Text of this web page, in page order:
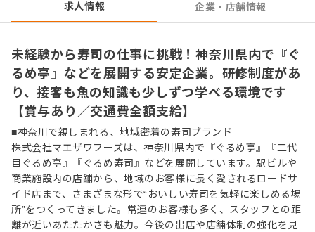
求人情報 企業・店舗情報
未経験から寿司の仕事に挑戦！神奈川県内で『ぐ
るめ亭』などを展開する安定企業。研修制度があ
り、接客も魚の知識も少しずつ学べる環境です
【賞与あり／交通費全額支給】
■神奈川で親しまれる、地域密着の寿司ブランド
株式会社マエザワフーズは、神奈川県内で『ぐるめ亭』『二代
目ぐるめ亭』『ぐるめ寿司』などを展開しています。駅ビルや
商業施設内の店舗から、地域のお客様に長く愛されるロードサ
イド店まで、さまざまな形で“おいしい寿司を気軽に楽しめる場
所”をつくってきました。常連のお客様も多く、スタッフとの距
離が近いあたたかさも魅力。今後の出店や店舗体制の強化を見